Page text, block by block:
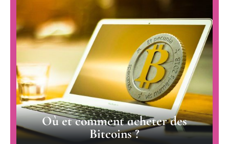
Où et comment acheter des
Bitcoins ?